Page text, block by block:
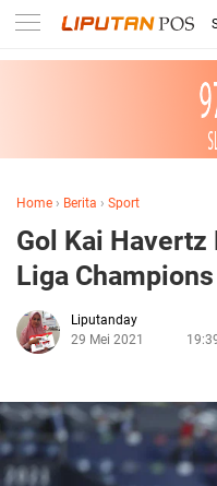
Home › Berita › Sport
Gol Kai Havertz
Liga
Liputanday
29 Mei 2021